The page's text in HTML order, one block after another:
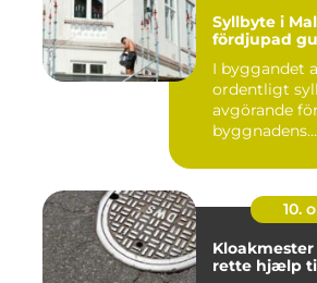
Syllbyte i
fördjupad
I byggandet
ordentligt
avgörande
byggnadens...
10.
rette hjælp